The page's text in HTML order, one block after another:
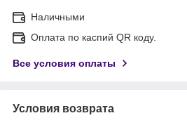
Наличными
Оплата по каспий QR коду.
Все условия оплаты
Условия возврата